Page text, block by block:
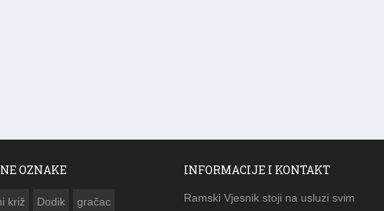
OZNAKE
križ Dodik gračac
INFORMACIJE I KONTAKT
Ramski Vjesnik stoji na usluzi svim